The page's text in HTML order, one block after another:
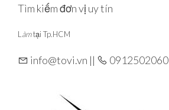
Skip
content
Tìm kiếm đơn vị uy tín
L àmtại Tp.HCM
info@tovi.vn || 0912502060